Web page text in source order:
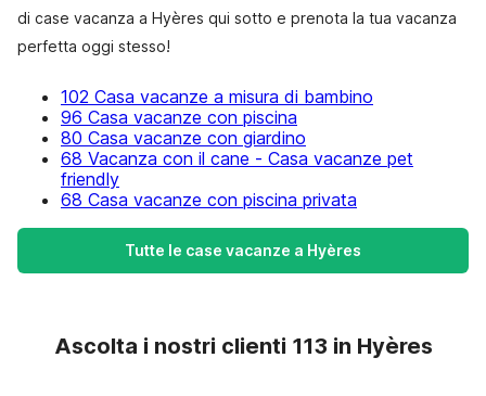
di case vacanza a Hyères qui sotto e prenota la tua vacanza
perfetta oggi stesso!
102 Casa vacanze a misura di bambino
96 Casa vacanze con piscina
80 Casa vacanze con giardino
68 Vacanza con il cane - Casa vacanze pet
friendly
68 Casa vacanze con piscina privata
Tutte le case vacanze a Hyères
Ascolta i nostri clienti 113 in Hyères